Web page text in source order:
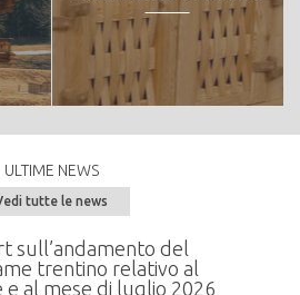
certificato EN PLUS A1 ad alto
minimo di ceneri; è totalmente esente da
da trucioli di abete scortecciato senza
severi test che lo certificano ne
nostra segheria
PREVENTIVO
ULTIME NEWS
tutte le news
sull’andamento del
trentino relativo al
al mese di luglio 2026